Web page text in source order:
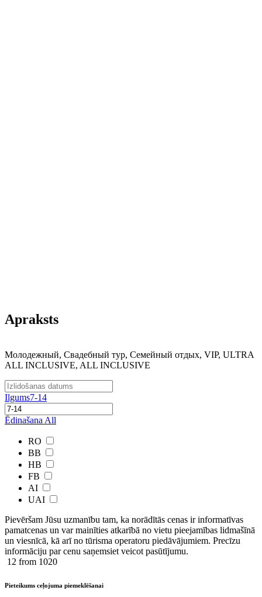
Apraksts
Молодежный, Свадебный тур, Семейный отдых, VIP, ULTRA
ALL INCLUSIVE, ALL INCLUSIVE
Ilgums7-14
Ēdinašana All
RO
BB
HB
FB
AI
UAI
Pievēršam Jūsu uzmanību tam, ka norādītās cenas ir ​informatīvas ​
pamatcenas un var mainīties atkarībā ​no ​vietu pieejamības lidmašīnā
un viesnīcā, kā arī no tūrisma operatoru piedāvājumiem. Precīzu
informāciju par cenu saņemsiet veicot pasūtījumu.
12 from 1020
Pieteikums ceļojuma piemeklēšanai